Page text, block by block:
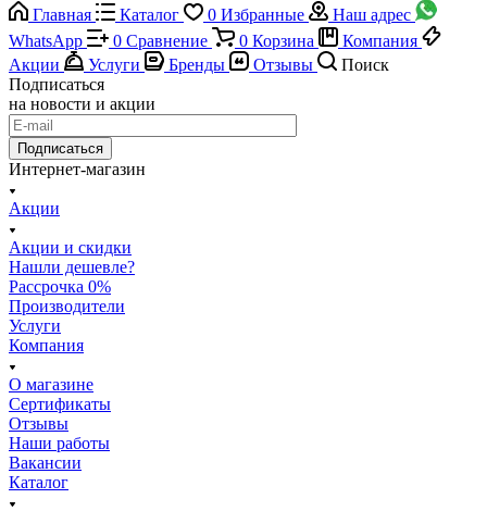
Главная
Каталог 0 Избранные
Наш адрес
WhatsApp
0 Сравнение 0 Корзина
Компания
Акции
Услуги Бренды Отзывы
Поиск
Подписаться
на новости и акции
Подписаться
Интернет-магазин
Акции
Акции и скидки
Нашли дешевле?
Рассрочка 0%
Производители
Услуги
Компания
О магазине
Сертификаты
Отзывы
Наши работы
Вакансии
Каталог